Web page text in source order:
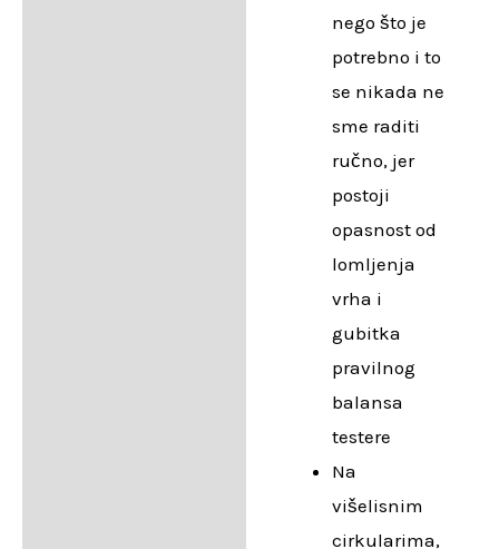
nego što je
potrebno i to
se nikada ne
sme raditi
ručno, jer
postoji
opasnost od
lomljenja
vrha i
gubitka
pravilnog
balansa
testere
Na
višelisnim
cirkularima,